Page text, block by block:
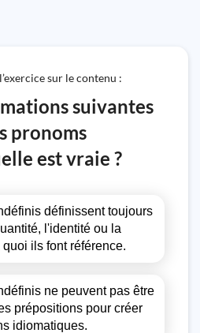
sur le contenu :
suivantes
pronoms
est vraie ?
définissent toujours
l'identité ou la
ils font référence.
ne peuvent pas être
prépositions pour créer
idiomatiques.